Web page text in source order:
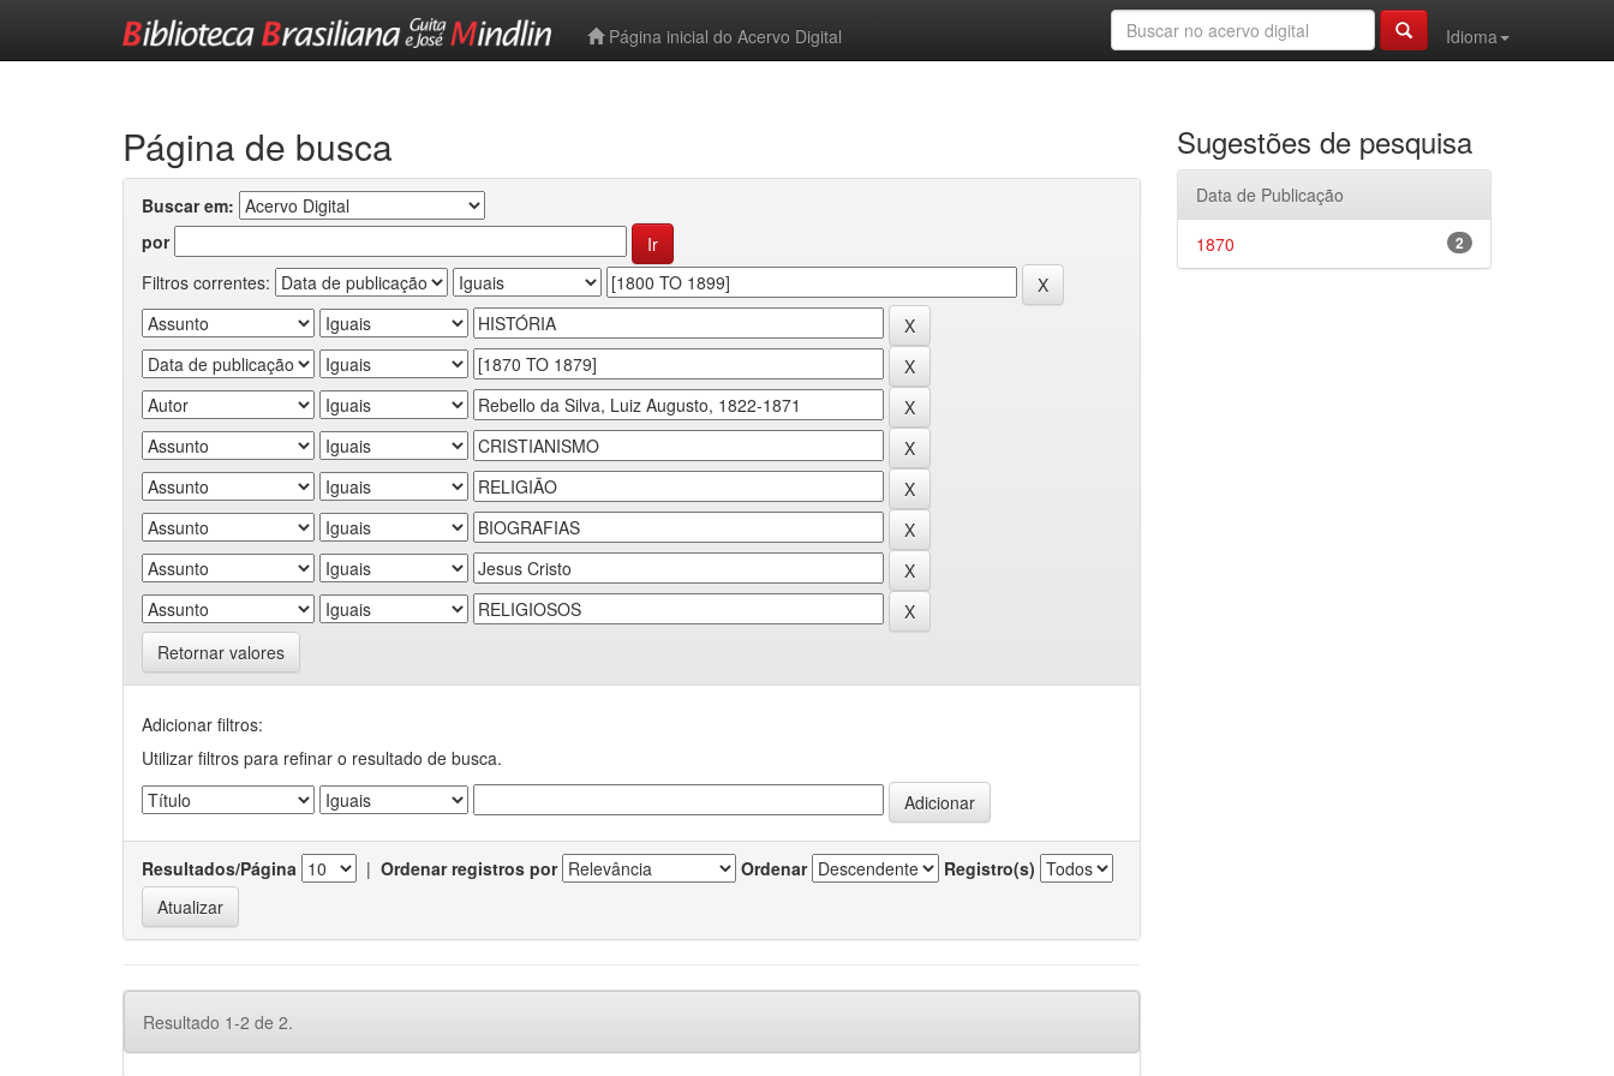
Página inicial do Acervo Digital
Idioma
Página de busca
Buscar em:
por
Filtros correntes:
Retornar valores
Adicionar filtros:
Utilizar filtros para refinar o resultado de busca.
Resultados/Página | Ordenar registros por Ordenar Registro(s)
Resultado 1-2 de 2.
Sugestões de pesquisa
Data de Publicação
2
1870